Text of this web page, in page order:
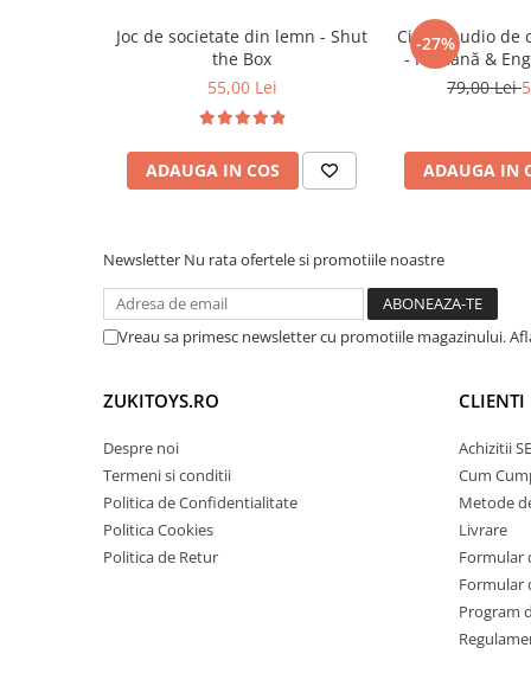
Invatare prin Joaca
Jucarii pentru Dezvoltare
Cadou creativ si educativ pentru aniversari
Joc de societate din lemn - Shut
the Box
55,00 Lei
ADAUGA IN COS
-27%
Cititor audio de
- Română &
(224 carduri /
79,00 Lei
ADAUGA IN
Newsletter Nu rata ofertele si promotiile noastre
Vreau sa primesc newsletter cu promotiile magazinului.
ZUKITOYS.RO
Despre noi
Termeni si conditii
Politica de Confidentialitate
Politica Cookies
Politica de Retur
CLIENTI
Achizitii
Cum
Metode
Livrare
Formular
Formular
Program